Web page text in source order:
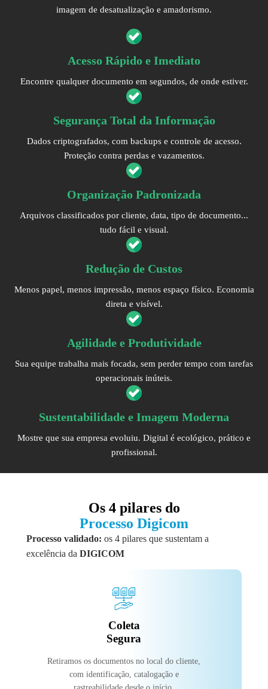
imagem de desatualização e amadorismo.
Acesso Rápido e Imediato
Encontre qualquer documento em segundos, de onde estiver.
Segurança Total da Informação
Dados criptografados, com backups e controle de acesso.
Proteção contra perdas e vazamentos.
Organização Padronizada
Arquivos classificados por cliente, data, tipo de documento...
tudo fácil e visual.
Redução de Custos
Menos papel, menos impressão, menos espaço físico. Economia
direta e visível.
Agilidade e Produtividade
Sua equipe trabalha mais focada, sem perder tempo com tarefas
operacionais inúteis.
Sustentabilidade e Imagem Moderna
Mostre que sua empresa evoluiu. Digital é ecológico, prático e
profissional.
Os 4 pilares do
Processo Digicom
Processo validado: os 4 pilares que sustentam a
excelência da DIGICOM
Coleta
Segura
Retiramos os documentos no local do cliente,
com identificação, catalogação e